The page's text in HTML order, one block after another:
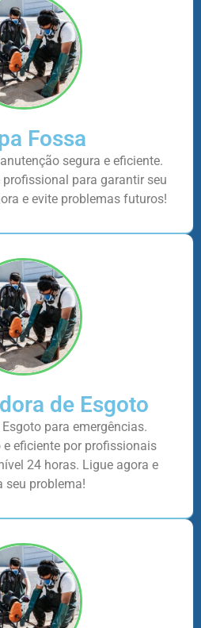
Fossa
segura e eficiente.
para garantir seu
e evite problemas futuros!
de Esgoto
para emergências.
eficiente por profissionais
24 horas. Ligue agora e
seu problema!